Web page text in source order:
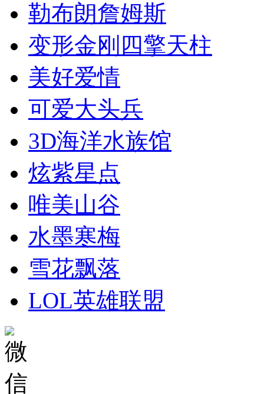
勒布朗詹姆斯
变形金刚四擎天柱
美好爱情
可爱大头兵
3D海洋水族馆
炫紫星点
唯美山谷
水墨寒梅
雪花飘落
LOL英雄联盟